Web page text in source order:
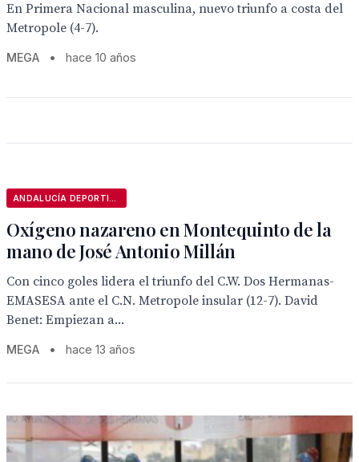
En Primera Nacional masculina, nuevo triunfo a costa del
Metropole (4-7).
MEGA • hace 10 años
Oxígeno nazareno en Montequinto de la
mano de José Antonio Millán
Con cinco goles lidera el triunfo del C.W. Dos Hermanas-
EMASESA ante el C.N. Metropole insular (12-7). David
Benet: Empiezan a...
MEGA • hace 13 años